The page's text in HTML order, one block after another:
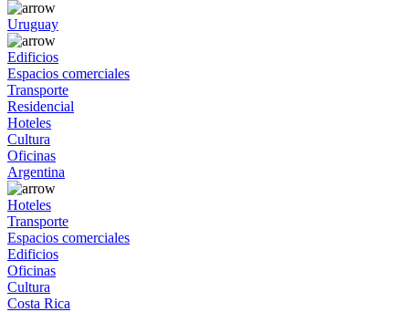
Uruguay
Edificios
Espacios comerciales
Transporte
Residencial
Hoteles
Cultura
Oficinas
Argentina
Hoteles
Transporte
Espacios comerciales
Edificios
Oficinas
Cultura
Costa Rica